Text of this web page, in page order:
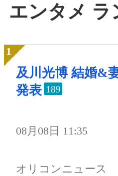
エンタメ ラ
及川光博 結婚&
発表 189
08月08日 11:35
オリコンニュース